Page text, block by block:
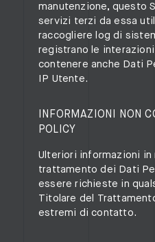
manutenzione, questo
servizi terzi da essa
raccogliere log di
registrano le
contenere anche Dati
IP Utente.
INFORMAZIONI NON
POLICY
Ulteriori informazioni in
trattamento dei Dati
essere richieste in
Titolare del
estremi di contatto.